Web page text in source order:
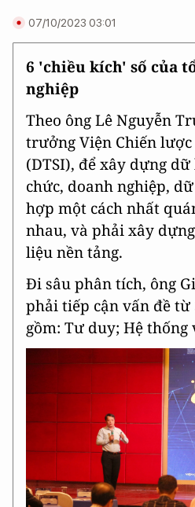
07/10/2023 03:01
6 'chiều kích' số của
nghiệp
Theo ông Lê Nguyễn
trưởng Viện Chiến lược
(DTSI), để xây dựng
chức, doanh nghiệp,
hợp một cách nhất
nhau, và phải xây
liệu nền tảng.
Đi sâu phân tích, ông
phải tiếp cận vấn đề từ
gồm: Tư duy; Hệ thống